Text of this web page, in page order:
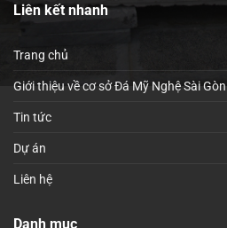
Liên kết nhanh
Trang chủ
Giới thiệu về cơ sở Đá Mỹ Nghệ Sài Gòn
Tin tức
Dự án
Liên hệ
Danh mục